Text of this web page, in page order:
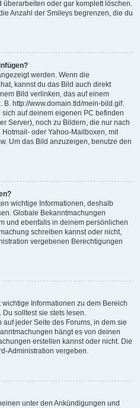
oder gar komplett löschen.
Anzahl der Smileys begrenzen, die du
werden. Wenn die
kannst du das Bild auch direkt
Bild verlinken, das auf einem
http://www.domain.tld/mein-bild.gif.
auf deinem eigenen PC befinden
Server), noch zu Bildern, die nur nach
oder Yahoo-Mailboxen, mit
Um das Bild anzuzeigen, benutze den
wichtige Informationen, deshalb
Globale Bekanntmachungen
und ebenfalls in deinem persönlichen
schreiben kannst oder nicht,
vergebenen Berechtigungen
Informationen zu dem Bereich
solltest sie stets lesen.
jeder Seite des Forums, in dem sie
hängt es von deinen
erstellen kannst oder nicht. Die
Administration vergeben.
unter den Ankündigungen und